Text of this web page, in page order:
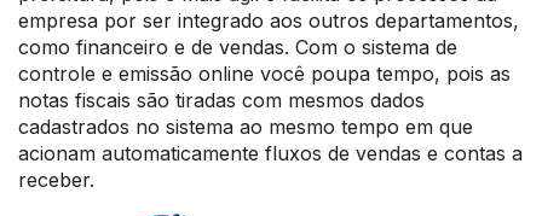
empresa por ser integrado aos outros departamentos,
como financeiro e de vendas. Com o sistema de
controle e emissão online você poupa tempo, pois as
notas fiscais são tiradas com mesmos dados
cadastrados no sistema ao mesmo tempo em que
acionam automaticamente fluxos de vendas e contas a
receber.